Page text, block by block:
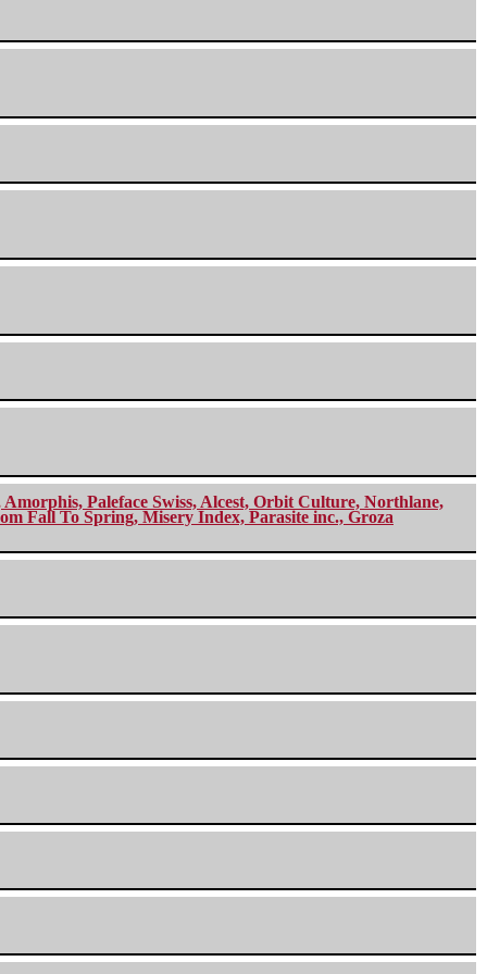
Paleface Swiss, Alcest, Orbit Culture, Northlane,
Fall To Spring, Misery Index, Parasite inc., Groza